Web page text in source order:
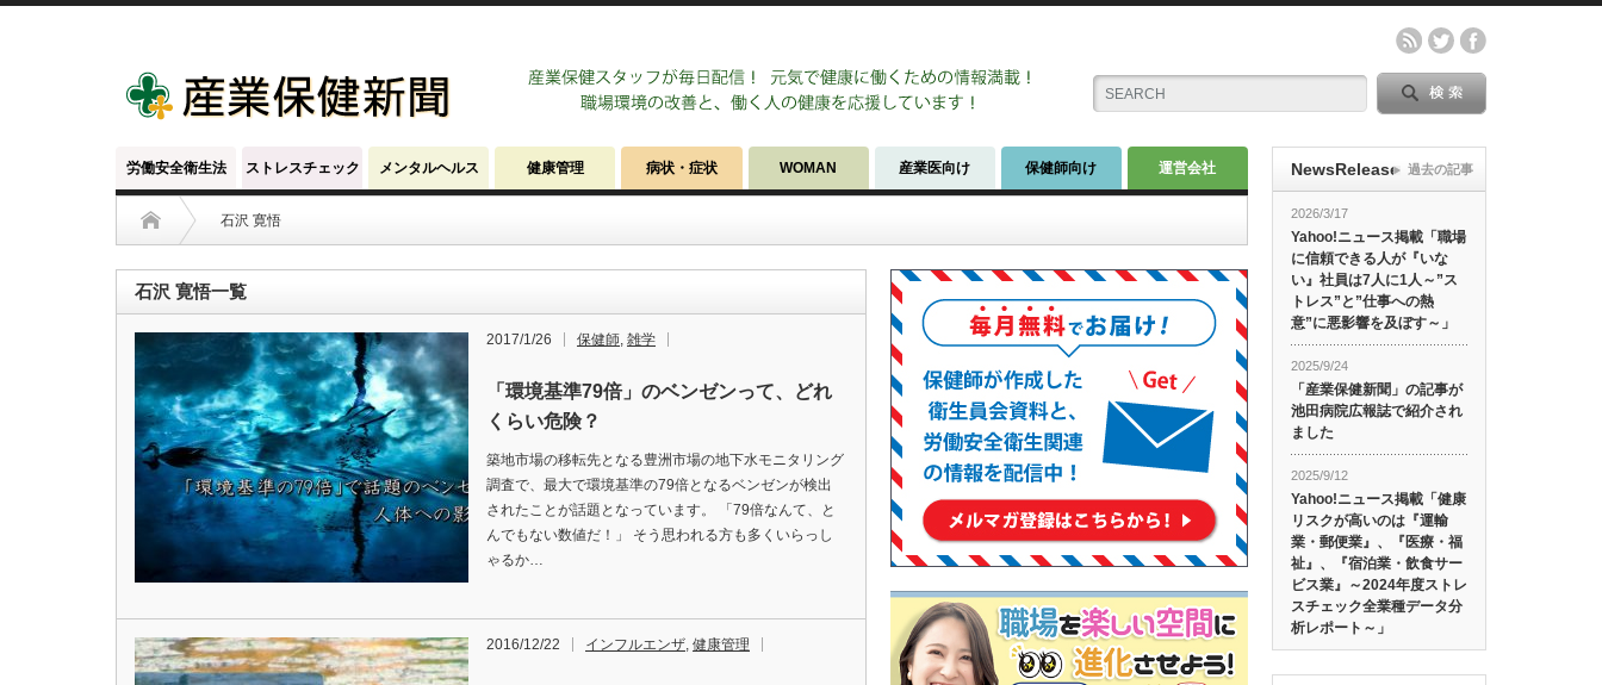
労働安全衛生法 ストレスチェック メンタルヘルス 健康管理 病状・症状 WOMAN 産業医向け 保健師向け 運営会社
石沢 寛悟
石沢 寛悟一覧
2017/1/26 保健師, 雑学
「環境基準79倍」のベンゼンって、どれ
くらい危険？
築地市場の移転先となる豊洲市場の地下水モニタリング
調査で、最大で環境基準の79倍となるベンゼンが検出
されたことが話題となっています。 「79倍なんて、と
んでもない数値だ！」 そう思われる方も多くいらっし
ゃるか…
2016/12/22 インフルエンザ, 健康管理
NewsRelease
2026/3/17
Yahoo!ニュース掲載「職場
に信頼できる人が『いな
い』社員は7人に1人～”ス
トレス”と”仕事への熱
意”に悪影響を及ぼす～」
2025/9/24
「産業保健新聞」の記事が
池田病院広報誌で紹介され
ました
2025/9/12
Yahoo!ニュース掲載「健康
リスクが高いのは『運輸
業・郵便業』、『医療・福
祉』、『宿泊業・飲食サー
ビス業』～2024年度ストレ
スチェック全業種データ分
析レポート～」
過去の記事